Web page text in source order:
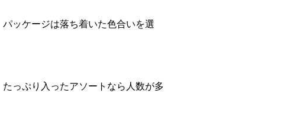
ッケージは落ち着いた色合いを選
っぷり入ったアソートなら人数が多